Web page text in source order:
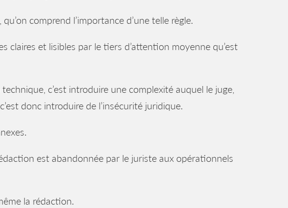
comprend l’importance d’une telle règle.
claires et lisibles par le tiers d’attention moyenne qu’est
c’est introduire une complexité auquel le juge,
donc introduire de l’insécurité juridique.
est abandonnée par le juriste aux opérationnels
la rédaction.